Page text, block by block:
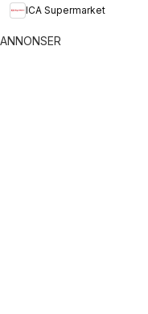
ICA Supermarket
ANNONSER